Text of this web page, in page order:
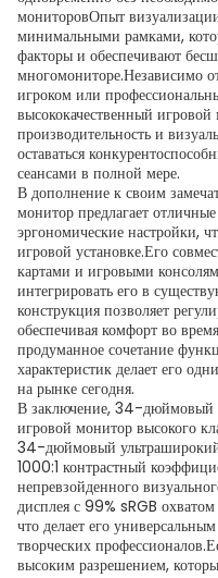
мониторовОпыт
минимальными рамками,
факторы и обеспечивают
многомониторе.Независимо
игроком или
высококачественный
производительность и
оставаться
сеансами в полной мере.
В дополнение к своим
монитор предлагает
эргономические настройки,
игровой установке.Его
картами и игровыми
интегрировать его в
конструкция позволяет
обеспечивая комфорт во
продуманное сочетание
характеристик делает его
на рынке сегодня.
В заключение, 34-дюймовый
игровой монитор высокого
34-дюймовый
1000:1 контрастный
непревзойденного
дисплея с 99% sRGB
что делает его
творческих
высоким разрешением,